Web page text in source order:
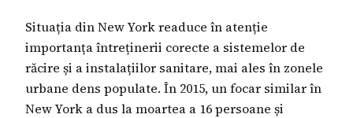
Situația din New York readuce în atenție
importanța întreținerii corecte a sistemelor de
răcire și a instalațiilor sanitare, mai ales în zonele
urbane dens populate. În 2015, un focar similar în
New York a dus la moartea a 16 persoane și